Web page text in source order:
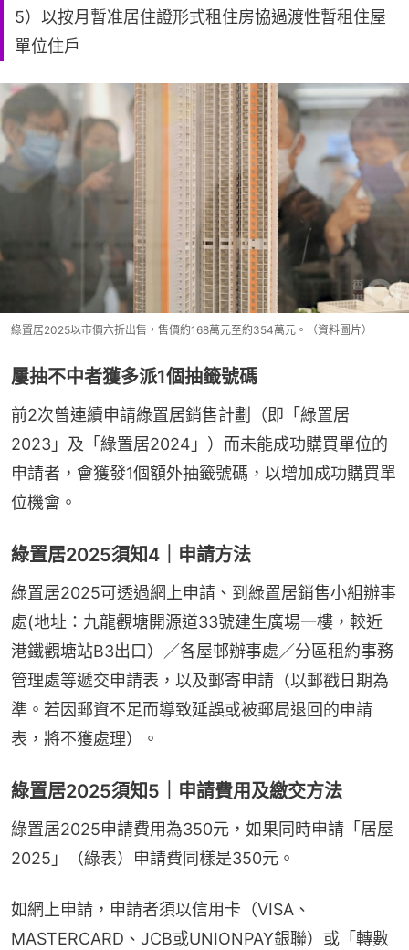
5）以按月暫准居住證形式租住房協過渡性暫租住屋
單位住戶
綠置居2025以市價六折出售，售價約168萬元至約354萬元。（資料圖片）
屢抽不中者獲多派1個抽籤號碼
前2次曾連續申請綠置居銷售計劃（即「綠置居
2023」及「綠置居2024」）而未能成功購買單位的
申請者，會獲發1個額外抽籤號碼，以增加成功購買單
位機會。
綠置居2025須知4｜申請方法
綠置居2025可透過網上申請、到綠置居銷售小組辦事
處(地址：九龍觀塘開源道33號建生廣場一樓，較近
港鐵觀塘站B3出口）／各屋邨辦事處／分區租約事務
管理處等遞交申請表，以及郵寄申請（以郵戳日期為
準。若因郵資不足而導致延誤或被郵局退回的申請
表，將不獲處理）。
綠置居2025須知5｜申請費用及繳交方法
綠置居2025申請費用為350元，如果同時申請「居屋
2025」（綠表）申請費同樣是350元。
如網上申請，申請者須以信用卡（VISA、
MASTERCARD、JCB或UNIONPAY銀聯）或「轉數